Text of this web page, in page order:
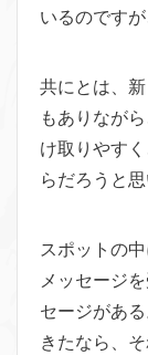
いるのです
共にとは、
もありなが
け取りやす
らだろうと思
スポットの
メッセージ
セージがあ
きたなら、